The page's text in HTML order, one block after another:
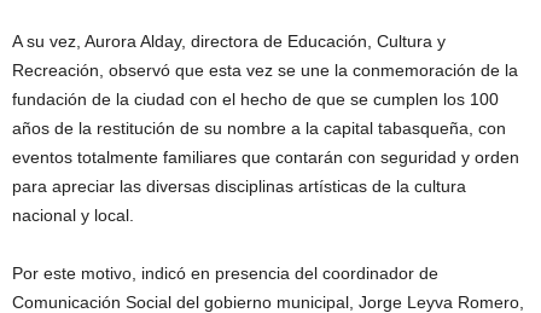
A su vez, Aurora Alday, directora de Educación, Cultura y
Recreación, observó que esta vez se une la conmemoración de la
fundación de la ciudad con el hecho de que se cumplen los 100
años de la restitución de su nombre a la capital tabasqueña, con
eventos totalmente familiares que contarán con seguridad y orden
para apreciar las diversas disciplinas artísticas de la cultura
nacional y local.
Por este motivo, indicó en presencia del coordinador de
Comunicación Social del gobierno municipal, Jorge Leyva Romero,